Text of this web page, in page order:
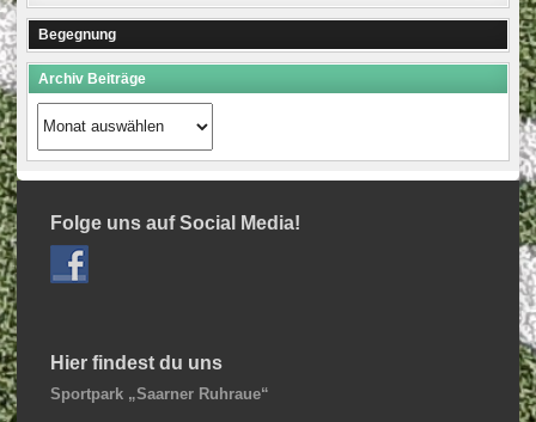
Begegnung
Archiv Beiträge
Archiv
Beiträge
Folge uns auf Social Media!
Hier findest du uns
Sportpark „Saarner Ruhraue“